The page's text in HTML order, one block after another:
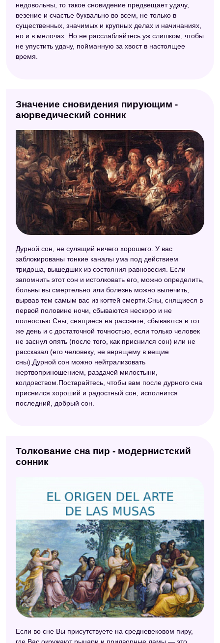
недовольны, то такое сновидение предвещает удачу,
везение и счастье буквально во всем, не только в
существенных, значимых и крупных делах и начинаниях,
но и в мелочах. Но не расслабляйтесь уж слишком, чтобы
не упустить удачу, пойманную за хвост в настоящее
время.
Значение сновидения пирующим -
аюрведический сонник
Дурной сон, не сулящий ничего хорошего. У вас
заблокированы тонкие каналы ума под действием
тридоша, вышедших из состояния равновесия. Если
запомнить этот сон и истолковать его, можно определить,
больны вы смертельно или болезнь можно вылечить,
вырвав тем самым вас из когтей смерти.Сны, снящиеся в
первой половине ночи, сбываются нескоро и не
полностью.Сны, снящиеся на рассвете, сбываются в тот
же день и с достаточной точностью, если только человек
не заснул опять (после того, как приснился сон) или не
рассказал (его человеку, не верящему в вещие
сны).Дурной сон можно нейтрализовать
жертвоприношением, раздачей милостыни,
колдовством.Постарайтесь, чтобы вам после дурного сна
приснился хороший и радостный сон, исполнится
последний, добрый сон.
Толкование сна пир - модернистский
сонник
Если во сне Вы присутствуете на средневековом пиру,